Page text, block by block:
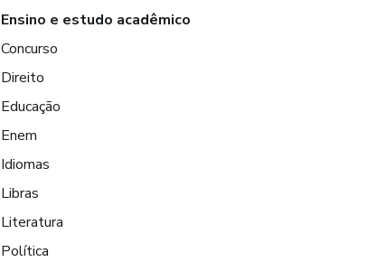
Ensino e estudo acadêmico
Concurso
Direito
Educação
Enem
Idiomas
Libras
Literatura
Política